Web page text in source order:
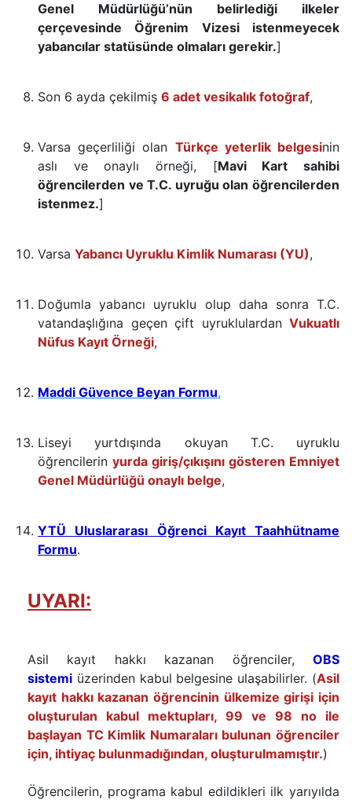
Genel Müdürlüğü’nün belirlediği ilkeler
çerçevesinde Öğrenim Vizesi istenmeyecek
yabancılar statüsünde olmaları gerekir.]
Son 6 ayda çekilmiş 6 adet vesikalık fotoğraf,
Varsa geçerliliği olan Türkçe yeterlik belgesinin
aslı ve onaylı örneği, [Mavi Kart sahibi
öğrencilerden ve T.C. uyruğu olan öğrencilerden
istenmez.]
Varsa Yabancı Uyruklu Kimlik Numarası (YU),
Doğumla yabancı uyruklu olup daha sonra T.C.
vatandaşlığına geçen çift uyruklulardan Vukuatlı
Nüfus Kayıt Örneği,
Maddi Güvence Beyan Formu,
Liseyi yurtdışında okuyan T.C. uyruklu
öğrencilerin yurda giriş/çıkışını gösteren Emniyet
Genel Müdürlüğü onaylı belge,
YTÜ Uluslararası Öğrenci Kayıt Taahhütname
Formu.
UYARI:
Asil kayıt hakkı kazanan öğrenciler, OBS
sistemiüzerinden kabul belgesine ulaşabilirler. (Asil
kayıt hakkı kazanan öğrencinin ülkemize girişi için
oluşturulan kabul mektupları, 99 ve 98 no ile
başlayan TC Kimlik Numaraları bulunan öğrenciler
için, ihtiyaç bulunmadığından, oluşturulmamıştır.)
Öğrencilerin, programa kabul edildikleri ilk yarıyılda